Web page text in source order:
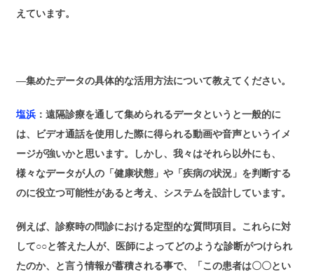
えています。
―集めたデータの具体的な活用方法について教えてください。
塩浜 ：遠隔診療を通して集められるデータというと一般的に
は、ビデオ通話を使用した際に得られる動画や音声というイメ
ージが強いかと思います。しかし、我々はそれら以外にも、
様々なデータが人の「健康状態」や「疾病の状況」を判断する
のに役立つ可能性があると考え、システムを設計しています。
例えば、診察時の問診における定型的な質問項目。これらに対
して○○と答えた人が、医師によってどのような診断がつけられ
たのか、と言う情報が蓄積される事で、「この患者は〇〇とい